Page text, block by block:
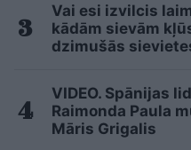
Vai esi izvilcis
kādām sievām
dzimušās
VIDEO. Spānijas
Raimonda Paula
Māris Grigalis